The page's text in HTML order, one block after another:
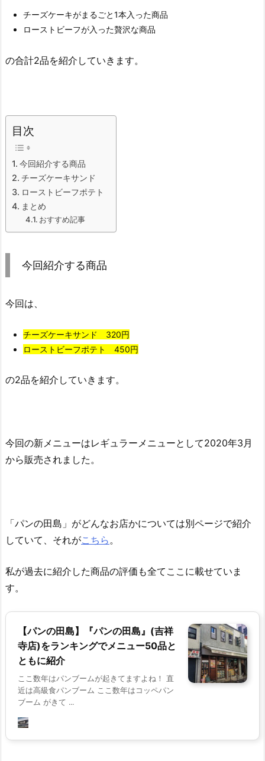
チーズケーキがまるごと1本入った商品
ローストビーフが入った贅沢な商品
の合計2品を紹介していきます。
目次
今回紹介する商品
チーズケーキサンド
ローストビーフポテト
まとめ
おすすめ記事
今回紹介する商品
今回は、
チーズケーキサンド 320円
ローストビーフポテト 450円
の2品を紹介していきます。
今回の新メニューはレギュラーメニューとして2020年3月
から販売されました。
「パンの田島」がどんなお店かについては別ページで紹介
していて、それがこちら 。
私が過去に紹介した商品の評価も全てここに載せていま
す。
【パンの田島】『パンの田島』(吉祥
寺店)をランキングでメニュー50品と
ともに紹介
ここ数年はパンブームが起きてますよね！ 直
近は高級食パンブーム ここ数年はコッペパン
ブーム がきて ...